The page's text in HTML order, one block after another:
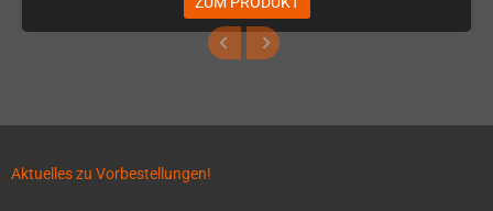
Aktuelles zu Vorbestellungen!